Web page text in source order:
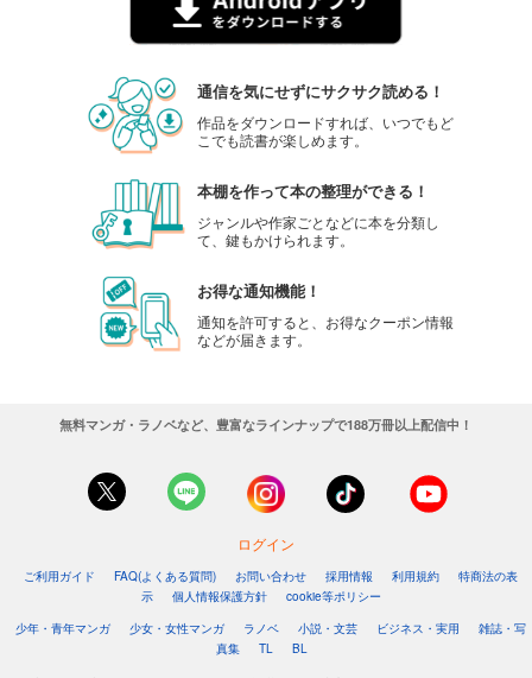
通信を気にせずにサクサク読める！
作品をダウンロードすれば、いつでもど
こでも読書が楽しめます。
本棚を作って本の整理ができる！
ジャンルや作家ごとなどに本を分類し
て、鍵もかけられます。
お得な通知機能！
通知を許可すると、お得なクーポン情報
などが届きます。
無料マンガ・ラノベなど、豊富なラインナップで188万冊以上配信中！
ログイン
ご利用ガイド FAQ(よくある質問) お問い合わせ 採用情報 利用規約
特商法の表
示
個人情報保護方針
cookie等ポリシー
少年・青年マンガ
少女・女性マンガ ラノベ 小説・文芸 ビジネス・実用
雑誌・写
真集
TL BL